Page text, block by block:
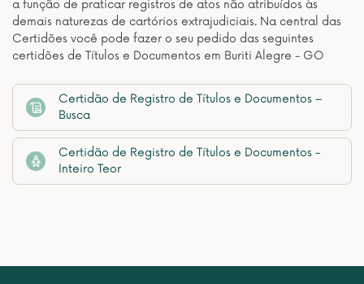
a função de praticar registros de atos não atribuídos às
demais naturezas de cartórios extrajudiciais. Na central das
Certidões você pode fazer o seu pedido das seguintes
certidões de Títulos e Documentos em Buriti Alegre - GO
Certidão de Registro de Títulos e Documentos –
Busca
Certidão de Registro de Títulos e Documentos -
Inteiro Teor